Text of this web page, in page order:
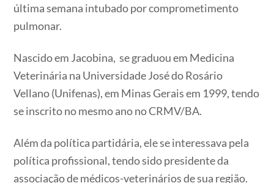
última semana intubado por comprometimento
pulmonar.
Nascido em Jacobina, se graduou em Medicina
Veterinária na Universidade José do Rosário
Vellano (Unifenas), em Minas Gerais em 1999, tendo
se inscrito no mesmo ano no CRMV/BA.
Além da política partidária, ele se interessava pela
política profissional, tendo sido presidente da
associação de médicos-veterinários de sua região.